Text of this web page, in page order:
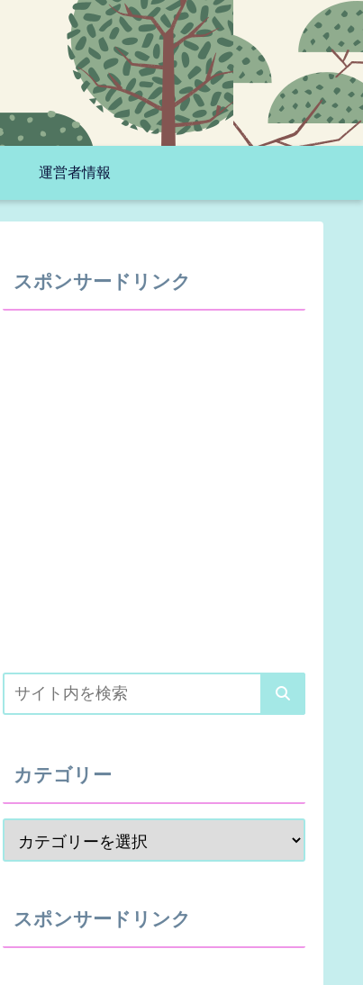
運営者情報
スポンサードリンク
カテゴリー
スポンサードリンク